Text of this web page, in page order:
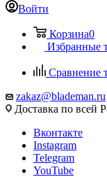
Войти
Корзина0
Избранные
Сравнение
zakaz@blademan.ru
Доставка по всей
Вконтакте
Instagram
Telegram
YouTube